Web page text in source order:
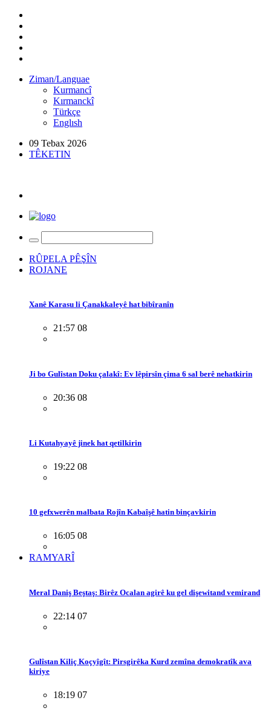
Ziman/Languae
Kurmancî
Kırmanckî
Türkçe
Englısh
09 Tebax 2026
TÊKETIN
RÛPELA PÊŞÎN
ROJANE
Xanê Karasu li Çanakkaleyê hat bibîranîn
21:57 08
Ji bo Gulîstan Doku çalakî: Ev lêpirsîn çima 6 sal berê nehatkirin
20:36 08
Li Kutahyayê jinek hat qetilkirin
19:22 08
10 gefxwerên malbata Rojîn Kabaîşê hatin binçavkirin
16:05 08
RAMYARÎ
Meral Daniş Beştaş: Birêz Ocalan agirê ku gel dişewitand vemirand
22:14 07
Gulîstan Kiliç Koçyîgît: Pirsgirêka Kurd zemîna demokratîk ava
kiriye
18:19 07